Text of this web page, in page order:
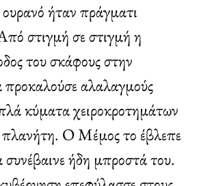
ήταν πράγματι
στιγμή σε στιγμή η
του σκάφους στην
αλαλαγμούς
κύματα χειροκροτημάτων
πλανήτη. Ο Μέμος το έβλεπε
ήδη μπροστά του.